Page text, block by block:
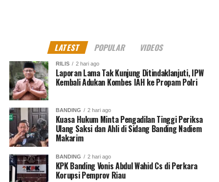
LATEST POPULAR VIDEOS
RILIS 2 hari ago
Laporan Lama Tak Kunjung Ditindaklanjuti, IPW
Kembali Adukan Kombes IAH ke Propam Polri
BANDING 2 hari ago
Kuasa Hukum Minta Pengadilan Tinggi Periksa
Ulang Saksi dan Ahli di Sidang Banding Nadiem
Makarim
BANDING 2 hari ago
KPK Banding Vonis Abdul Wahid Cs di Perkara
Korupsi Pemprov Riau